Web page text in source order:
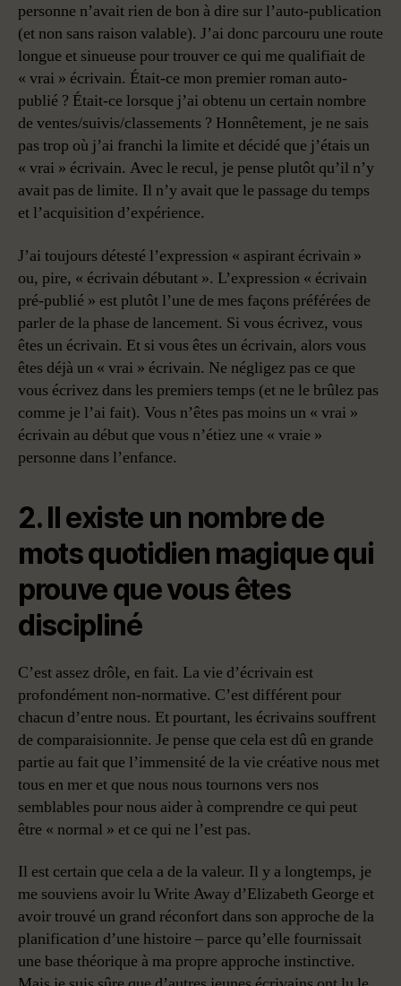
personne n’avait rien de bon à dire sur l’auto-publication
(et non sans raison valable). J’ai donc parcouru une route
longue et sinueuse pour trouver ce qui me qualifiait de
« vrai » écrivain. Était-ce mon premier roman auto-
publié ? Était-ce lorsque j’ai obtenu un certain nombre
de ventes/suivis/classements ? Honnêtement, je ne sais
pas trop où j’ai franchi la limite et décidé que j’étais un
« vrai » écrivain. Avec le recul, je pense plutôt qu’il n’y
avait pas de limite. Il n’y avait que le passage du temps
et l’acquisition d’expérience.
J’ai toujours détesté l’expression « aspirant écrivain »
ou, pire, « écrivain débutant ». L’expression « écrivain
pré-publié » est plutôt l’une de mes façons préférées de
parler de la phase de lancement. Si vous écrivez, vous
êtes un écrivain. Et si vous êtes un écrivain, alors vous
êtes déjà un « vrai » écrivain. Ne négligez pas ce que
vous écrivez dans les premiers temps (et ne le brûlez pas
comme je l’ai fait). Vous n’êtes pas moins un « vrai »
écrivain au début que vous n’étiez une « vraie »
personne dans l’enfance.
2. Il existe un nombre de
mots quotidien magique qui
prouve que vous êtes
discipliné
C’est assez drôle, en fait. La vie d’écrivain est
profondément non-normative. C’est différent pour
chacun d’entre nous. Et pourtant, les écrivains souffrent
de comparaisionnite. Je pense que cela est dû en grande
partie au fait que l’immensité de la vie créative nous met
tous en mer et que nous nous tournons vers nos
semblables pour nous aider à comprendre ce qui peut
être « normal » et ce qui ne l’est pas.
Il est certain que cela a de la valeur. Il y a longtemps, je
me souviens avoir lu Write Away d’Elizabeth George et
avoir trouvé un grand réconfort dans son approche de la
planification d’une histoire – parce qu’elle fournissait
une base théorique à ma propre approche instinctive.